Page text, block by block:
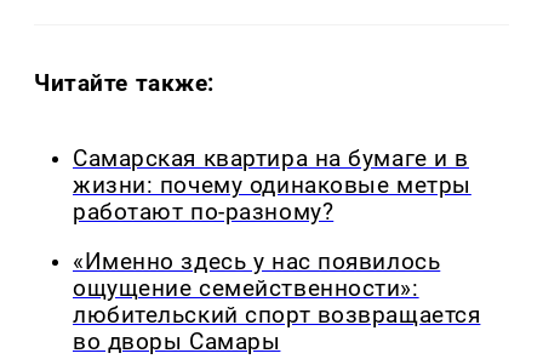
Читайте также:
Самарская квартира на бумаге и в
жизни: почему одинаковые метры
работают по-разному?
«Именно здесь у нас появилось
ощущение семейственности»:
любительский спорт возвращается
во дворы Самары